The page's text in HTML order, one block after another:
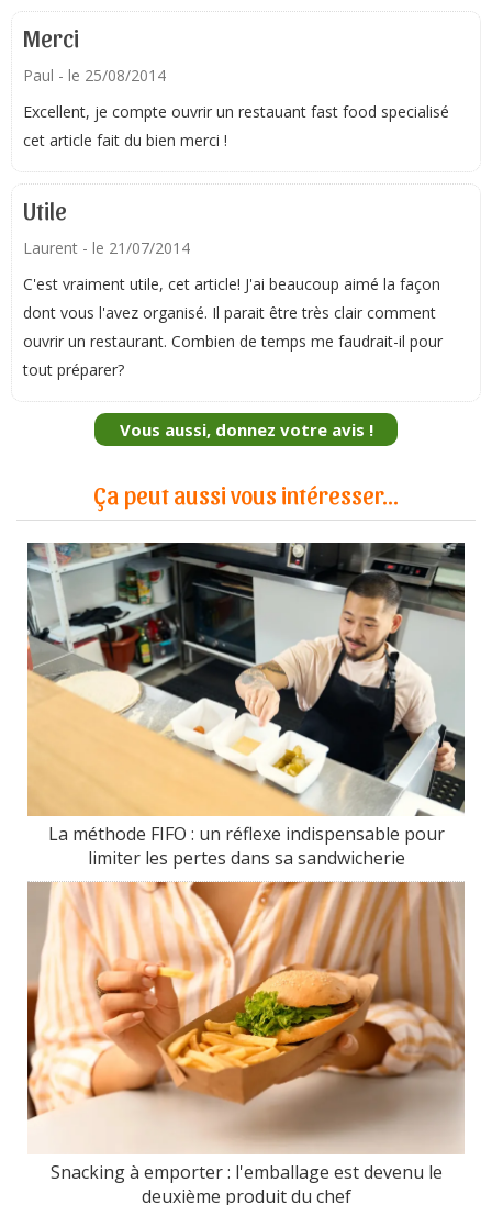
Merci
Paul - le 25/08/2014
Excellent, je compte ouvrir un restauant fast food specialisé
cet article fait du bien merci !
Utile
Laurent - le 21/07/2014
C'est vraiment utile, cet article! J'ai beaucoup aimé la façon
dont vous l'avez organisé. Il parait être très clair comment
ouvrir un restaurant. Combien de temps me faudrait-il pour
tout préparer?
Vous aussi, donnez votre avis !
Ça peut aussi vous intéresser...
La méthode FIFO : un réflexe indispensable pour
limiter les pertes dans sa sandwicherie
Snacking à emporter : l'emballage est devenu le
deuxième produit du chef